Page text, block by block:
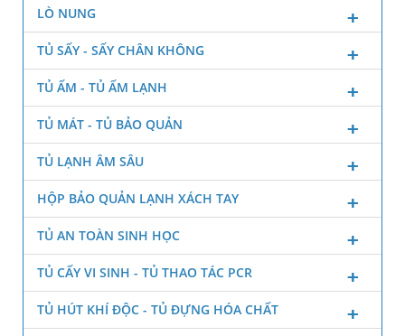
LÒ NUNG
TỦ SẤY - SẤY CHÂN KHÔNG
TỦ ẤM - TỦ ẤM LẠNH
TỦ MÁT - TỦ BẢO QUẢN
TỦ LẠNH ÂM SÂU
HỘP BẢO QUẢN LẠNH XÁCH TAY
TỦ AN TOÀN SINH HỌC
TỦ CẤY VI SINH - TỦ THAO TÁC PCR
TỦ HÚT KHÍ ĐỘC - TỦ ĐỰNG HÓA CHẤT